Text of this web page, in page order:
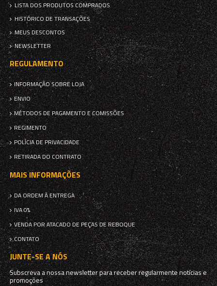
LISTA DOS PRODUTOS COMPRADOS
HISTÓRICO DE TRANSAÇÕES
MEUS DESCONTOS
NEWSLETTER
REGULAMENTO
INFORMAÇÃO SOBRE LOJA
ENVIO
MÉTODOS DE PAGAMENTO E COMISSÕES
REGIMENTO
POLÍCIA DE PRIVACIDADE
RETIRADA DO CONTRATO
MAIS INFORMAÇÕES
DA ORDEM À ENTREGA
IVA 0%
VENDA POR ATACADO DE PEÇAS DE REBOQUE
CONTATO
JUNTE-SE A NÓS
Subscreva a nossa newsletter para receber regularmente notícias e
promoções